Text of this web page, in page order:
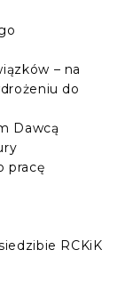
– na
do
Dawcą
pracę
RCKiK